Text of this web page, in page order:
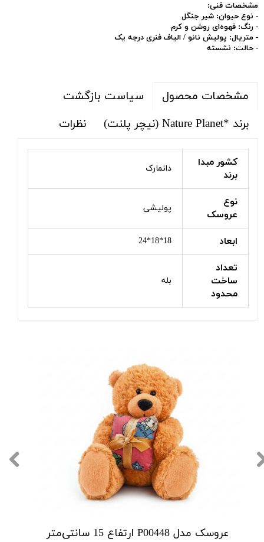
مشخصات فنی:
- نوع حیوان: شیر جنگل
-رنگ: قهوه‌ای روشن و کرم
-متریال: پولیش نانو / الیاف فنری درجه یک
-حالت: نشسته
مشخصات محصول
سیاست بازگشت
برند *Nature Planet (نیچر پلنت)
نظرات
کشور مبدا
برند
دانمارک
نوع
عروسک
پولیشی
ابعاد 18*18*24
تعداد
ساخت
محدود
بله
عروسک مدل P00448 ارتفاع 15 سانتی‌متر